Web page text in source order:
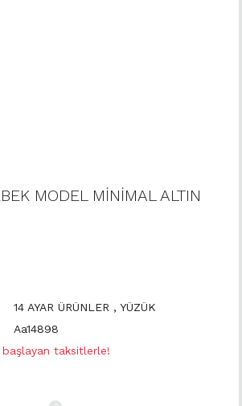
MODEL MİNİMAL ALTIN
14 AYAR ÜRÜNLER , YÜZÜK
Aa14898
taksitlerle!